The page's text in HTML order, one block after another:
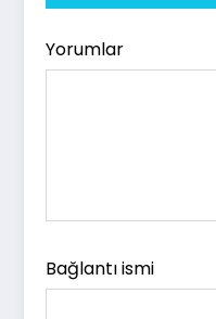
Yorumlar
Bağlantı ismi